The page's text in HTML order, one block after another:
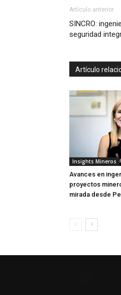
Artículo anterior
SINCRO:
seguridad
Artículo
Insights Mineros
Avances en
proyectos
mirada desde